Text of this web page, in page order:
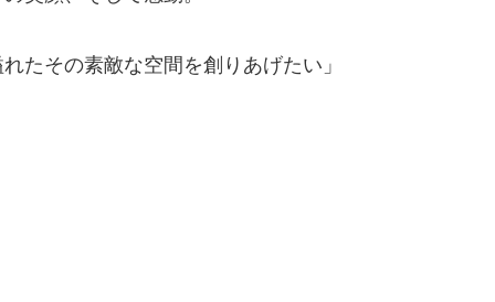
たその素敵な空間を創りあげたい」